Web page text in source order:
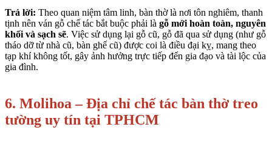
Trả lời: Theo quan niệm tâm linh, bàn thờ là nơi tôn nghiêm, thanh
tịnh nên ván gỗ chế tác bắt buộc phải là gỗ mới hoàn toàn, nguyên
khối và sạch sẽ. Việc sử dụng lại gỗ cũ, gỗ đã qua sử dụng (như gỗ
tháo dỡ từ nhà cũ, bàn ghế cũ) được coi là điều đại kỵ, mang theo
tạp khí không tốt, gây ảnh hưởng trực tiếp đến gia đạo và tài lộc của
gia đình.
6. Molihoa – Địa chỉ chế tác bàn thờ treo
tường uy tín tại TPHCM